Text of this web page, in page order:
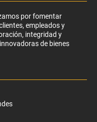
por fomentar
empleados y
integridad y
de bienes